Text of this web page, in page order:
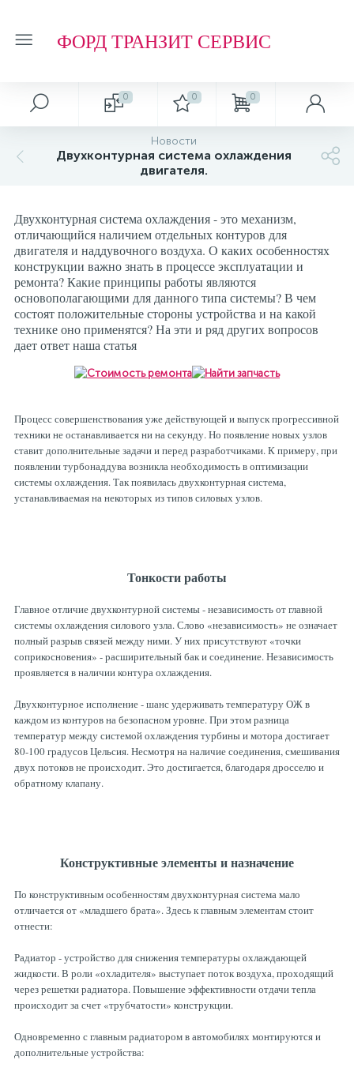
ФОРД ТРАНЗИТ СЕРВИС
0 0 0
Новости
Двухконтурная система охлаждения
двигателя.
Двухконтурная система охлаждения - это механизм,
отличающийся наличием отдельных контуров для
двигателя и наддувочного воздуха. О каких особенностях
конструкции важно знать в процессе эксплуатации и
ремонта? Какие принципы работы являются
основополагающими для данного типа системы? В чем
состоят положительные стороны устройства и на какой
технике оно применятся? На эти и ряд других вопросов
дает ответ наша статья
Процесс совершенствования уже действующей и выпуск прогрессивной
техники не останавливается ни на секунду. Но появление новых узлов
ставит дополнительные задачи и перед разработчиками. К примеру, при
появлении турбонаддува возникла необходимость в оптимизации
системы охлаждения. Так появилась двухконтурная система,
устанавливаемая на некоторых из типов силовых узлов.
Тонкости работы
Главное отличие двухконтурной системы - независимость от главной
системы охлаждения силового узла. Слово «независимость» не означает
полный разрыв связей между ними. У них присутствуют «точки
соприкосновения» - расширительный бак и соединение. Независимость
проявляется в наличии контура охлаждения.
Двухконтурное исполнение - шанс удерживать температуру ОЖ в
каждом из контуров на безопасном уровне. При этом разница
температур между системой охлаждения турбины и мотора достигает
80-100 градусов Цельсия. Несмотря на наличие соединения, смешивания
двух потоков не происходит. Это достигается, благодаря дросселю и
обратному клапану.
Конструктивные элементы и назначение
По конструктивным особенностям двухконтурная система мало
отличается от «младшего брата». Здесь к главным элементам стоит
отнести:
Радиатор - устройство для снижения температуры охлаждающей
жидкости. В роли «охладителя» выступает поток воздуха, проходящий
через решетки радиатора. Повышение эффективности отдачи тепла
происходит за счет «трубчатости» конструкции.
Одновременно с главным радиатором в автомобилях монтируются и
дополнительные устройства:
Автосервис
Ремонт подвески и ходовой части
Кузовные работы
Плановое Т.О.
Рулевая система
Топливная система
Тормозная система
О магазине
Отзывы о компании
Обзоры и советы
Обзоры
Технологии
Т.О. ФОРД ТРАНЗИТ
Фильтр МАСЛЯНЫЙ
Фильтр ВОЗДУШНЫЙ
Фильтр САЛОННЫЙ
Масло МОТОРНОЕ
МАСЛО ТРАНСМИССИОННОЕ
ТОРМОЗНАЯ ЖИДКОСТЬ
РОЛИКИ
ТОРМОЗНЫЕ КОЛОДКИ
ТОРМОЗНЫЕ ДИСКИ